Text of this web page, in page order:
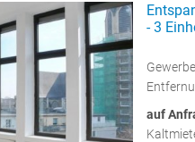
- 3
auf